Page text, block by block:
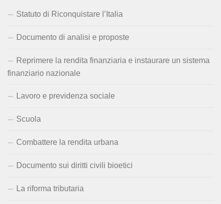
Statuto di Riconquistare l’Italia
Documento di analisi e proposte
Reprimere la rendita finanziaria e instaurare un sistema
finanziario nazionale
Lavoro e previdenza sociale
Scuola
Combattere la rendita urbana
Documento sui diritti civili bioetici
La riforma tributaria